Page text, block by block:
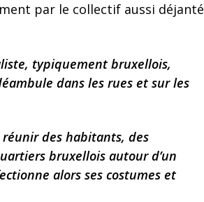
par le collectif aussi déjanté
typiquement bruxellois,
dans les rues et sur les
des habitants, des
bruxellois autour d’un
alors ses costumes et